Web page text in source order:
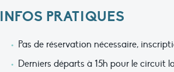
INFOS PRATIQUES
Pas de réservation nécessaire,
Derniers départs à 15h pour le circuit